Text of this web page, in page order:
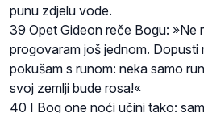
punu zdjelu vode.
39 Opet Gideon reče Bogu: »Ne
progovaram još jednom. Dopusti
pokušam s runom: neka samo
svoj zemlji bude rosa!«
40 I Bog one noći učini tako: